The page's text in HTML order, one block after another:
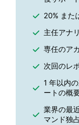
20% また
主任アナ
専任のア
次回のレ
1 年以内
ートの概
業界の最
マンド独